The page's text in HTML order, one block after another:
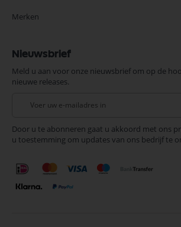
Merken
Nieuwsbrief
Meld u aan voor onze nieuwsbrief om op de
nieuwe releases.
onze
nieuwsbrief
Door u te abonneren gaat u akkoord met ons
u toestemming om updates van ons bedrijf te